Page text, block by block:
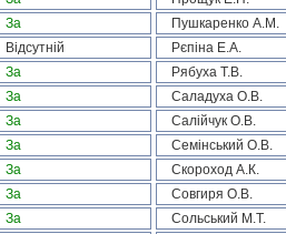
За Пушкаренко А.М.
Відсутній Рєпіна Е.А.
За Рябуха Т.В.
За Саладуха О.В.
За Салійчук О.В.
За Семінський О.В.
За Скороход А.К.
За Совгиря О.В.
За Сольський М.Т.